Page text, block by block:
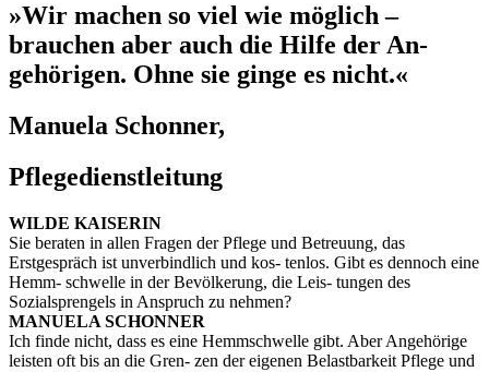
»Wir machen so viel wie möglich –
brauchen aber auch die Hilfe der An-
gehörigen. Ohne sie ginge es nicht.«
Manuela Schonner,
Pflegedienstleitung
WILDE KAISERIN
Sie beraten in allen Fragen der Pflege und Betreuung, das
Erstgespräch ist unverbindlich und kos- tenlos. Gibt es dennoch eine
Hemm- schwelle in der Bevölkerung, die Leis- tungen des
Sozialsprengels in Anspruch zu nehmen?
MANUELA SCHONNER
Ich finde nicht, dass es eine Hemmschwelle gibt. Aber Angehörige
leisten oft bis an die Gren- zen der eigenen Belastbarkeit Pflege und